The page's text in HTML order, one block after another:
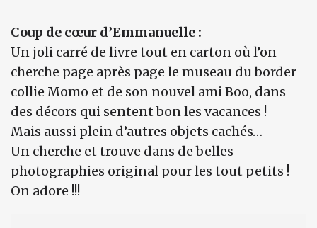
Coup de cœur d’Emmanuelle :
Un joli carré de livre tout en carton où l’on
cherche page après page le museau du border
collie Momo et de son nouvel ami Boo, dans
des décors qui sentent bon les vacances !
Mais aussi plein d’autres objets cachés…
Un cherche et trouve dans de belles
photographies original pour les tout petits !
On adore !!!